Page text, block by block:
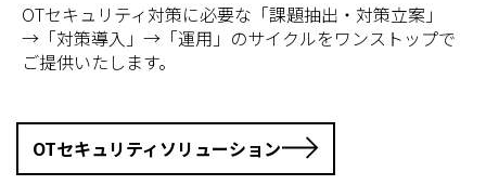
OTセキュリティ対策に必要な「課題抽出・対策立案」
→「対策導入」→「運用」のサイクルをワンストップで
ご提供いたします。
OTセキュリティソリューション